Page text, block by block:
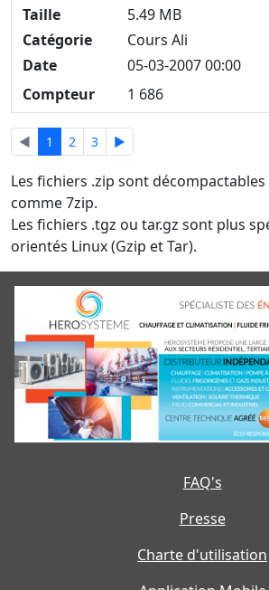
Taille
5.49 MB
Catégorie
Cours Ali
Date
05-03-2007 00:00
Compteur
1 686
◄ 1 2 3 ►
Les fichiers .zip sont
comme 7zip.
Les fichiers .tgz ou tar.gz sont plus
orientés Linux (Gzip et Tar).
FAQ's
Presse
Charte d'utilisation